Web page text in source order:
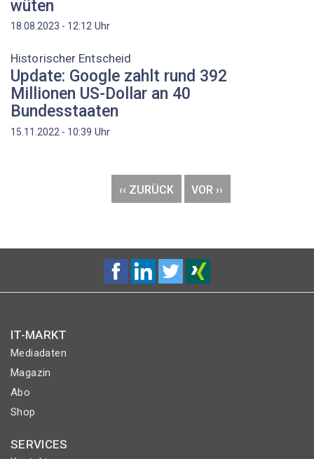
wüten
18.08.2023 - 12:12 Uhr
Historischer Entscheid
Update: Google zahlt rund 392
Millionen US-Dollar an 40
Bundesstaaten
15.11.2022 - 10:39 Uhr
VORHERIGE
SEITE
‹‹ ZURÜCK
NÄCHSTE
SEITE
VOR ››
IT-MARKT
Mediadaten
Magazin
Abo
Shop
SERVICES